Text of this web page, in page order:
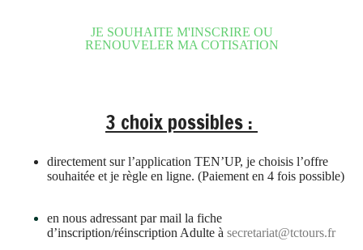
JE SOUHAITE M'INSCRIRE OU
RENOUVELER MA COTISATION
3 choix possibles :
directement sur l’application TEN’UP, je choisis l’offre
souhaitée et je règle en ligne. (Paiement en 4 fois possible)
en nous adressant par mail la fiche
d’inscription/réinscription Adulte à secretariat@tctours.fr